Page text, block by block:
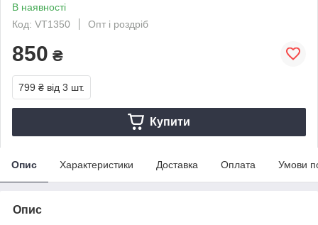
В наявності
Код: VT1350
Опт і роздріб
850 ₴
799 ₴ від 3 шт.
Купити
Опис Характеристики Доставка Оплата Умови
Опис